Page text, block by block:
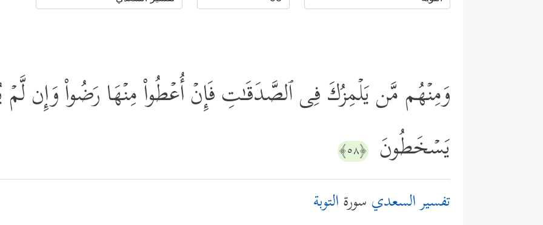
وَمِنۡهُم مَّن یَلۡمِزُكَ فِی ٱلصَّدَقَـٰتِ فَإِنۡ أُعۡطُواْ مِنۡهَا رَضُواْ وَإِن لَّمۡ
یَسۡخَطُونَ ﴿٥٨﴾
تفسير السعدي سورةالتوبة